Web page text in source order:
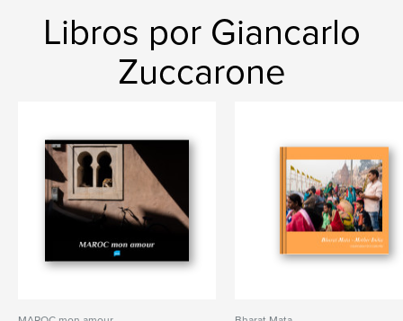
Libros por Giancarlo
Zuccarone